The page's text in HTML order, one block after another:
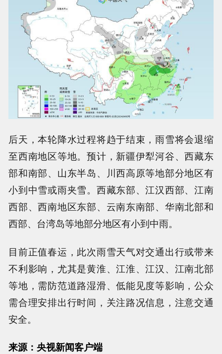
后天，本轮降水过程将趋于结束，雨雪将会退缩
至西南地区等地。预计，新疆伊犁河谷、西藏东
部和南部、山东半岛、川西高原等地部分地区有
小到中雪或雨夹雪。西藏东部、江汉西部、江南
西部、西南地区东部、云南东南部、华南北部和
西部、台湾岛等地部分地区有小到中雨。
目前正值春运，此次雨雪天气对交通出行或带来
不利影响，尤其是黄淮、江淮、江汉、江南北部
等地，需防范道路湿滑、低能见度等影响，公众
需合理安排出行时间，关注路况信息，注意交通
安全。
来源：央视新闻客户端